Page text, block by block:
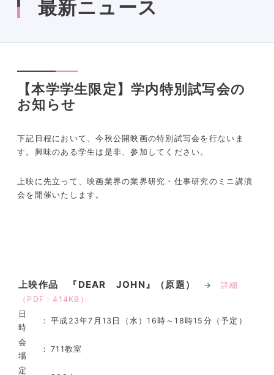
最新ニュース
【本学学生限定】学内特別試写会の
お知らせ
下記日程において、今秋公開映画の特別試写会を行ないま
す。興味のある学生は是非、参加してください。
上映に先立って、映画業界の業界研究・仕事研究のミニ講演
会を開催いたします。
上映作品 『DEAR JOHN』（原題） → 詳細
（PDF：414KB）
日
時
： 平成23年7月13日（水）16時～18時15分（予定）
会
場
： 711教室
定